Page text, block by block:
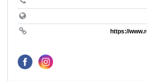
https://